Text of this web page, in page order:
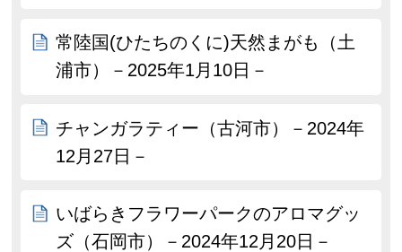
常陸国(ひたちのくに)天然まがも（土
浦市）－2025年1月10日－
チャンガラティー（古河市）－2024年
12月27日－
いばらきフラワーパークのアロマグッ
ズ（石岡市）－2024年12月20日－